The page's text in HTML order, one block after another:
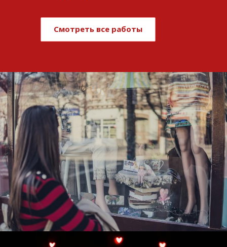
Смотреть все работы
Развитие и поддержка интернет-
витрины StepClub
Смотреть проект